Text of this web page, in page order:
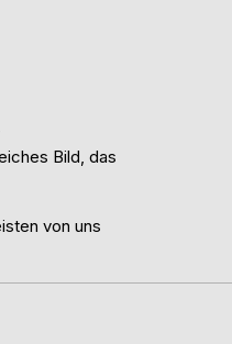
Bild, das
von uns